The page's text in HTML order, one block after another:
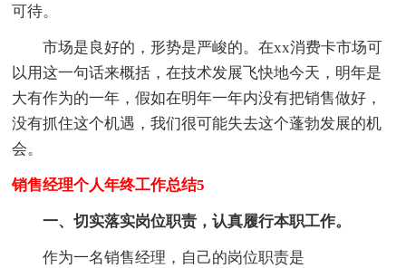
可待。
市场是良好的，形势是严峻的。在xx消费卡市场可
以用这一句话来概括，在技术发展飞快地今天，明年是
大有作为的一年，假如在明年一年内没有把销售做好，
没有抓住这个机遇，我们很可能失去这个蓬勃发展的机
会。
销售经理个人年终工作总结5
一、切实落实岗位职责，认真履行本职工作。
作为一名销售经理，自己的岗位职责是